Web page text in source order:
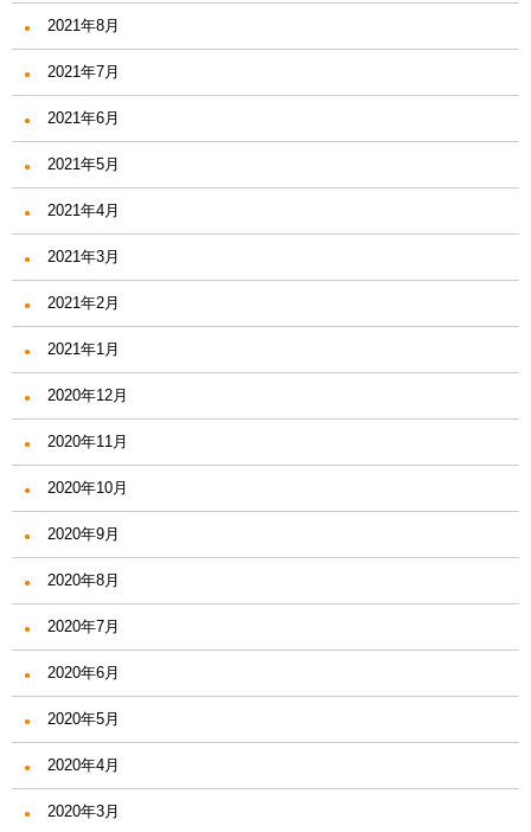
2021年8月
2021年7月
2021年6月
2021年5月
2021年4月
2021年3月
2021年2月
2021年1月
2020年12月
2020年11月
2020年10月
2020年9月
2020年8月
2020年7月
2020年6月
2020年5月
2020年4月
2020年3月